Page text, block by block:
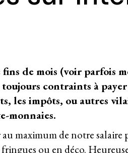
fins de mois (voir parfois
contraints à
les impôts, ou autres
monnaies.
maximum de notre salaire
fringues ou en déco.